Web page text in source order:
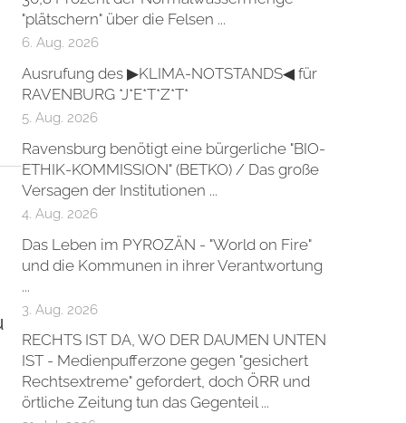
"plätschern" über die Felsen ...
6. Aug. 2026
Ausrufung des ▶KLIMA-NOTSTANDS◀ für
RAVENBURG *J*E*T*Z*T*
5. Aug. 2026
Ravensburg benötigt eine bürgerliche "BIO-
ETHIK-KOMMISSION" (BETKO) / Das große
Versagen der Institutionen ...
4. Aug. 2026
Das Leben im PYROZÄN - "World on Fire"
und die Kommunen in ihrer Verantwortung
...
3. Aug. 2026
RECHTS IST DA, WO DER DAUMEN UNTEN
IST - Medienpufferzone gegen "gesichert
Rechtsextreme" gefordert, doch ÖRR und
örtliche Zeitung tun das Gegenteil ...